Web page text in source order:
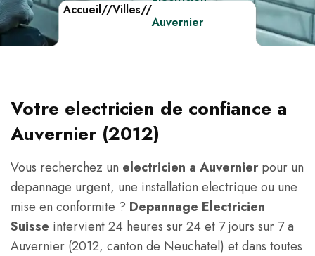
Accueil//Villes//
Auvernier
Votre electricien de confiance a
Auvernier (2012)
Vous recherchez un electricien a Auvernierpour un
depannage urgent, une installation electrique ou une
mise en conformite ? Depannage Electricien
Suisse intervient 24 heures sur 24 et 7 jours sur 7 a
Auvernier (2012, canton de Neuchatel) et dans toutes